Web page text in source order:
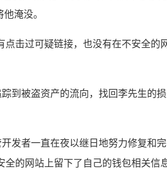
淹没。
击过可疑链接，也没有在不安全的
到被盗资产的流向，找回李先生的
发者一直在夜以继日地努力修复和
的网站上留下了自己的钱包相关信